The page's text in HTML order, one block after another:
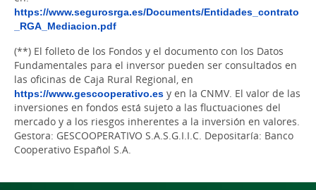
https://www.segurosrga.es/Documents/Entidades_contrato
_RGA_Mediacion.pdf
(**) El folleto de los Fondos y el documento con los Datos
Fundamentales para el inversor pueden ser consultados en
las oficinas de Caja Rural Regional, en
https://www.gescooperativo.es y en la CNMV. El valor de las
inversiones en fondos está sujeto a las fluctuaciones del
mercado y a los riesgos inherentes a la inversión en valores.
Gestora: GESCOOPERATIVO S.A.S.G.I.I.C. Depositaría: Banco
Cooperativo Español S.A.